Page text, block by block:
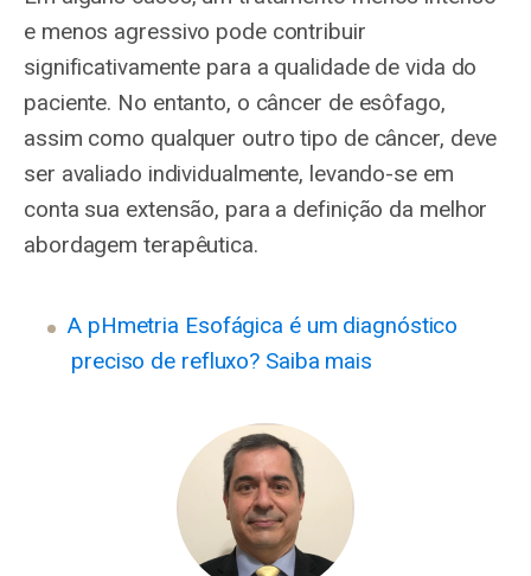
e menos agressivo pode contribuir
significativamente para a qualidade de vida do
paciente. No entanto, o câncer de esôfago,
assim como qualquer outro tipo de câncer, deve
ser avaliado individualmente, levando-se em
conta sua extensão, para a definição da melhor
abordagem terapêutica.
A pHmetria Esofágica é um diagnóstico
preciso de refluxo? Saiba mais